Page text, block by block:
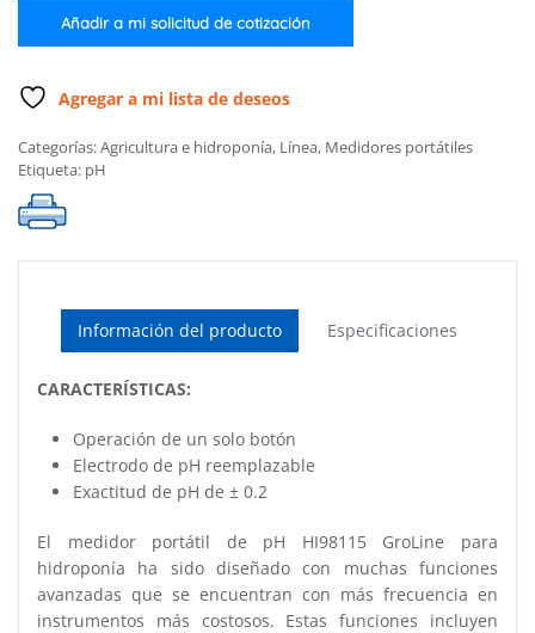
hidroponía
cantidad
Añadir a mi solicitud de cotización
Agregar a mi lista de deseos
Categorías:Agricultura e hidroponía, Línea, Medidores portátiles
Etiqueta: pH
Información del producto Especificaciones
CARACTERÍSTICAS:
Operación de un solo botón
Electrodo de pH reemplazable
Exactitud de pH de ± 0.2
El medidor portátil de pH HI98115 GroLine para
hidroponía ha sido diseñado con muchas funciones
avanzadas que se encuentran con más frecuencia en
instrumentos más costosos. Estas funciones incluyen